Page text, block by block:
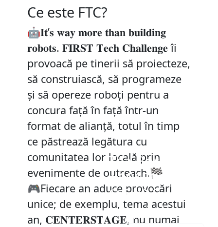
Tea-Borgs
#19121 | RO087
Știință într-o
ceașcă de ceai!
Ce este FTC?
🤖𝐈𝐭’𝐬 𝐰𝐚𝐲 𝐦𝐨𝐫𝐞 𝐭𝐡𝐚𝐧 𝐛𝐮𝐢𝐥𝐝𝐢𝐧𝐠
𝐫𝐨𝐛𝐨𝐭𝐬. 𝐅𝐈𝐑𝐒𝐓 𝐓𝐞𝐜𝐡 𝐂𝐡𝐚𝐥𝐥𝐞𝐧𝐠𝐞 îi
provoacă pe tinerii să proiecteze,
să construiască, să programeze
și să opereze roboți pentru a
concura față în față într-un
format de alianță, totul în timp
ce păstrează legătura cu
comunitatea lor locală prin
evenimente de outreach.🏁
🎮Fiecare an aduce provocări
unice; de exemplu, tema acestui
an, 𝐂𝐄𝐍𝐓𝐄𝐑𝐒𝐓𝐀𝐆𝐄, nu numai